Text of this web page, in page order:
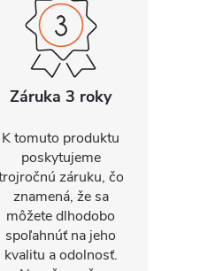
Záruka 3 roky
K tomuto produktu
poskytujeme
záruku, čo
znamená, že sa
môžete dlhodobo
spoľahnúť na jeho
kvalitu a odolnosť.